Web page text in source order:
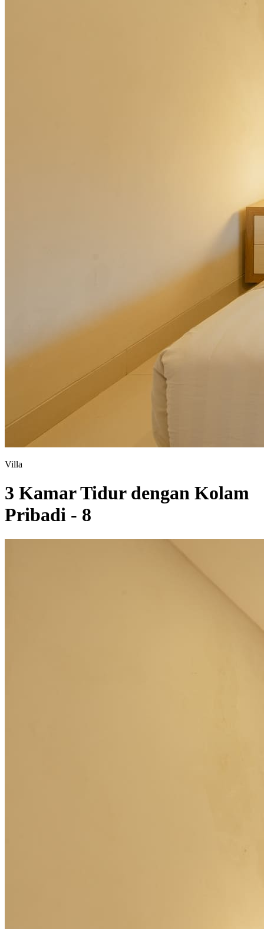
Villa
3 Kamar Tidur dengan Kolam
Pribadi - 8